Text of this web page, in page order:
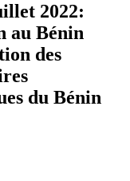
2022:
au Bénin
des
du Bénin